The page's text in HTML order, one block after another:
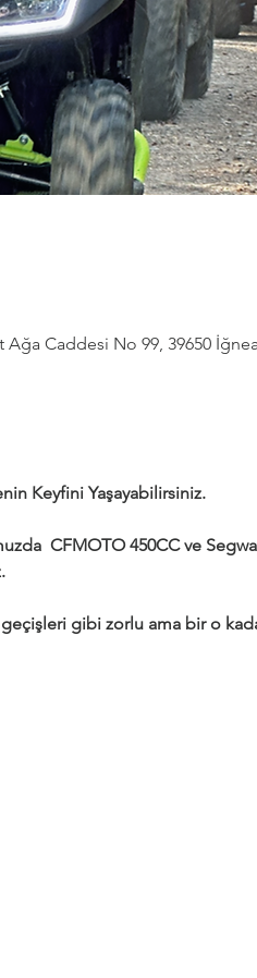
Caddesi No 99, 39650
Keyfini Yaşayabilirsiniz.
CFMOTO 450CC ve
gibi zorlu ama bir o